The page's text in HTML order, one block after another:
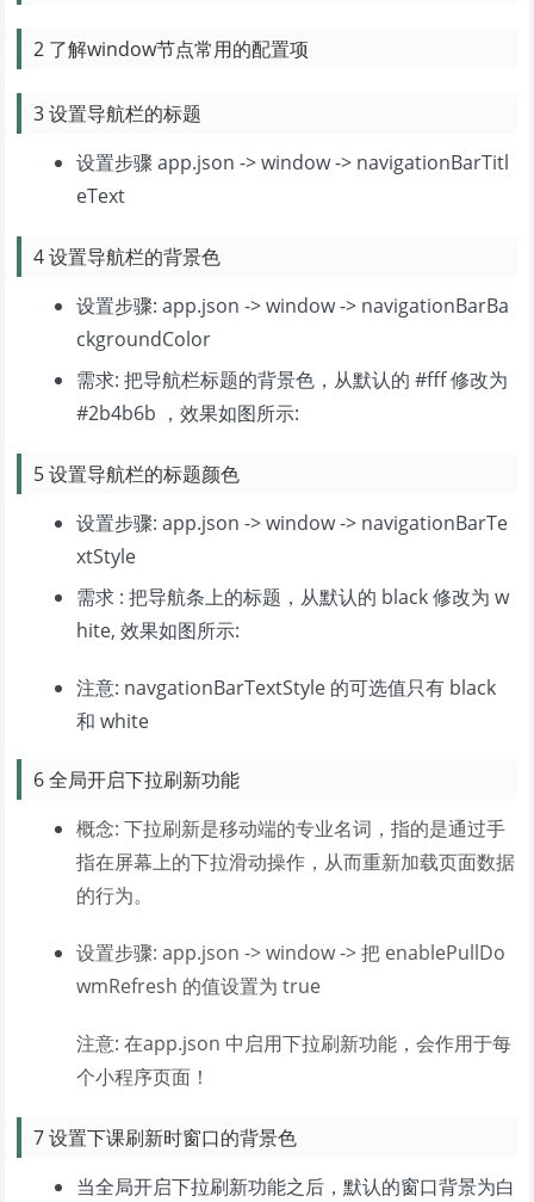
2 了解window节点常用的配置项
3 设置导航栏的标题
设置步骤 app.json -> window -> navigationBarTitl
eText
4 设置导航栏的背景色
设置步骤: app.json -> window -> navigationBarBa
ckgroundColor
需求: 把导航栏标题的背景色，从默认的 #fff 修改为
#2b4b6b ，效果如图所示:
5 设置导航栏的标题颜色
设置步骤: app.json -> window -> navigationBarTe
xtStyle
需求 : 把导航条上的标题，从默认的 black 修改为 w
hite, 效果如图所示:
注意: navgationBarTextStyle 的可选值只有 black
和 white
6 全局开启下拉刷新功能
概念: 下拉刷新是移动端的专业名词，指的是通过手
指在屏幕上的下拉滑动操作，从而重新加载页面数据
的行为。
设置步骤: app.json -> window -> 把 enablePullDo
wmRefresh 的值设置为 true
注意: 在app.json 中启用下拉刷新功能，会作用于每
个小程序页面！
7 设置下课刷新时窗口的背景色
当全局开启下拉刷新功能之后，默认的窗口背景为白